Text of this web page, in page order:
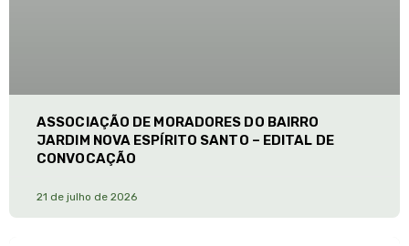
ASSOCIAÇÃO DE MORADORES DO BAIRRO
JARDIM NOVA ESPÍRITO SANTO – EDITAL DE
CONVOCAÇÃO
21 de julho de 2026